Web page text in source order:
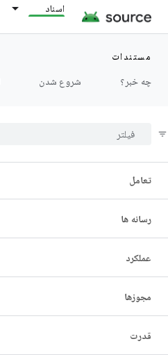
اسناد
مستندات
چه خبر؟
شروع شدن
داده ها
نمایش دادن
گرافیک
تعامل
رسانه ها
عملکرد
مجوزها
قدرت